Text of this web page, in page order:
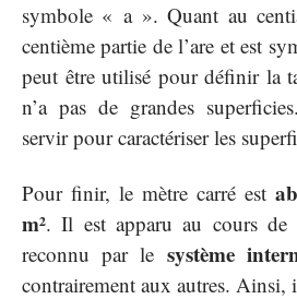
symbole « a ». Quant au
centième partie de l’are et est
peut être utilisé pour définir la
n’a pas de grandes
servir pour caractériser les
Pour finir, le mètre carré est
m². Il est apparu au cours de
reconnu par le système
contrairement aux autres. Ainsi,